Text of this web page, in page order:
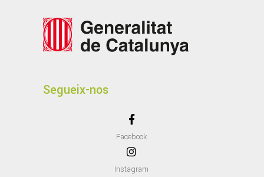
Segueix-nos
Facebook
Instagram